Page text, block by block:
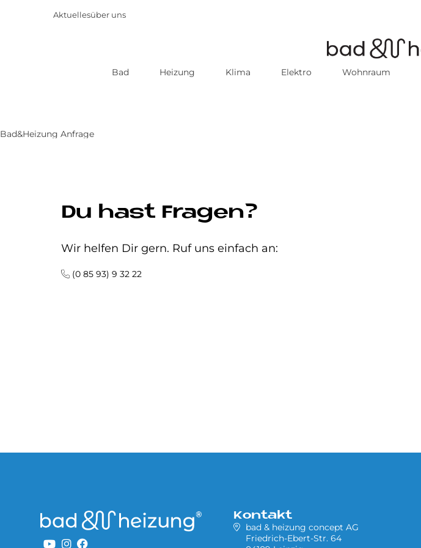
Aktuellesüber uns
Bad Heizung Klima Elektro Wohnraum
Bad&Heizung Anfrage
Du hast Fragen?
Wir helfen Dir gern. Ruf uns einfach an:
(0 85 93) 9 32 22
Kontakt
bad & heizung concept AG
Friedrich-Ebert-Str. 64